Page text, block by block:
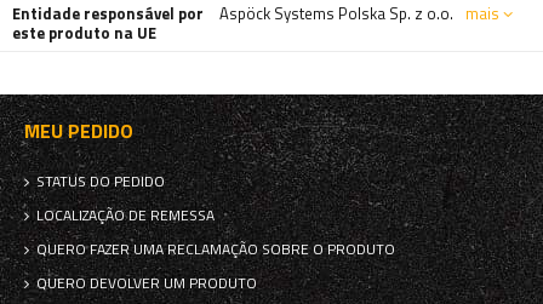
Entidade responsável por
este produto na UE
Aspöck Systems Polska Sp. z o.o. mais
MEU PEDIDO
STATUS DO PEDIDO
LOCALIZAÇÃO DE REMESSA
QUERO FAZER UMA RECLAMAÇÃO SOBRE O PRODUTO
QUERO DEVOLVER UM PRODUTO